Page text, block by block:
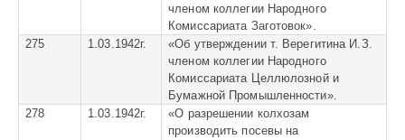
членом коллегии Народного
Комиссариата Заготовок».
275
1.03.1942г. «Об утверждении т. Верегитина И.З.
членом коллегии Народного
Комиссариата Целлюлозной и
Бумажной Промышленности».
278
1.03.1942г. «О разрешении колхозам
производить посевы на